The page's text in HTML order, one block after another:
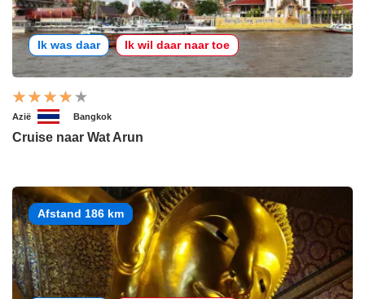
Ik was daar Ik wil daar naar toe
Azië Bangkok
Cruise naar Wat Arun
Afstand 186 km